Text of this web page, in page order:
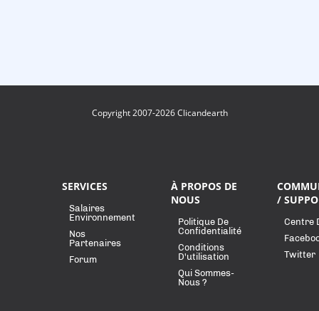
Copyright 2007-2026 Clicandearth
SERVICES
Salaires
Environnement
Nos
Partenaires
Forum
À PROPOS DE
NOUS
Politique De
Confidentialité
Conditions
D'utilisation
Qui Sommes-
Nous ?
/
Centre
Twitter